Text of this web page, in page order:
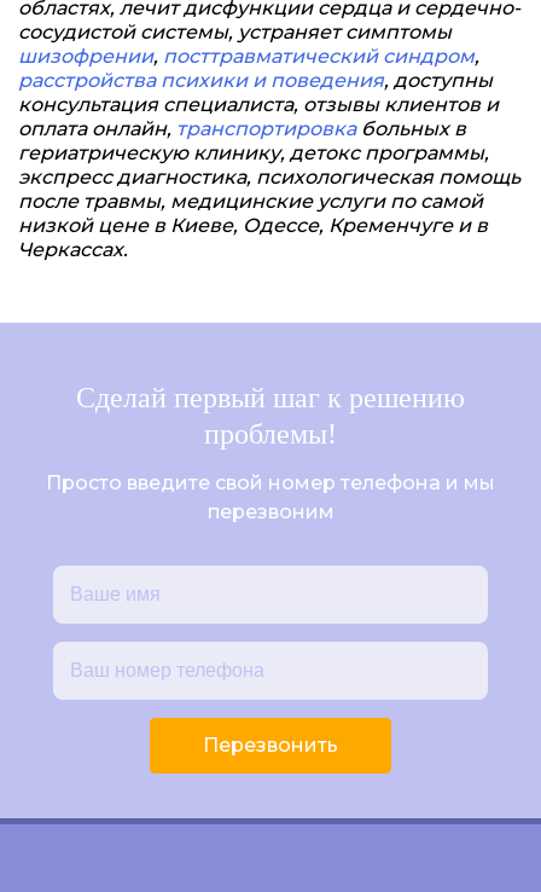
областях, лечит дисфункции сердца и сердечно-
сосудистой системы, устраняет симптомы
шизофрении, посттравматический синдром,
расстройства психики и поведения, доступны
консультация специалиста, отзывы клиентов и
оплата онлайн, транспортировкабольных в
гериатрическую клинику, детокс программы,
экспресс диагностика, психологическая помощь
после травмы, медицинские услуги по самой
низкой цене в Киеве, Одессе, Кременчуге и в
Черкассах.
Сделай первый шаг к решению
проблемы!
Просто введите свой номер телефона и мы
перезвоним
Перезвонить